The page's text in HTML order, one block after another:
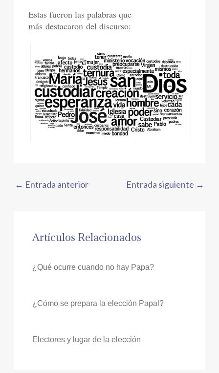
Estas fueron las palabras que
más destacaron del discurso:
← Entrada anterior Entrada siguiente →
Artículos Relacionados
¿Qué ocurre cuando no hay Papa?
¿Cómo se prepara la elección Papal?
Electores y lugar de la elección